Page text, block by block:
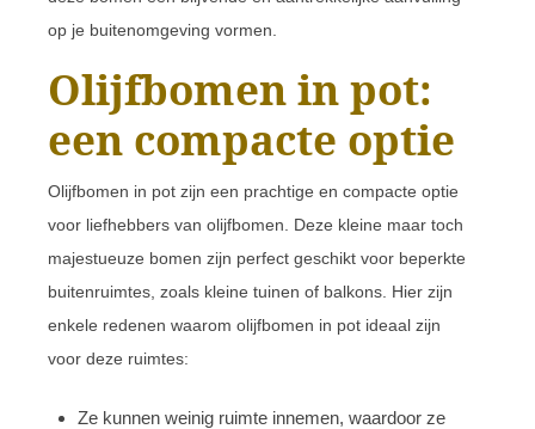
op je buitenomgeving vormen.
Olijfbomen in pot:
een compacte optie
Olijfbomen in pot zijn een prachtige en compacte optie
voor liefhebbers van olijfbomen. Deze kleine maar toch
majestueuze bomen zijn perfect geschikt voor beperkte
buitenruimtes, zoals kleine tuinen of balkons. Hier zijn
enkele redenen waarom olijfbomen in pot ideaal zijn
voor deze ruimtes:
Ze kunnen weinig ruimte innemen, waardoor ze